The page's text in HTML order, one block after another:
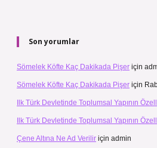
Son yorumlar
Sömelek Köfte Kaç Dakikada Pişer için
Sömelek Köfte Kaç Dakikada Pişer için
Ilk Türk Devletinde Toplumsal Yapının
Ilk Türk Devletinde Toplumsal Yapının
Çene Altına Ne Ad Verilir için admin